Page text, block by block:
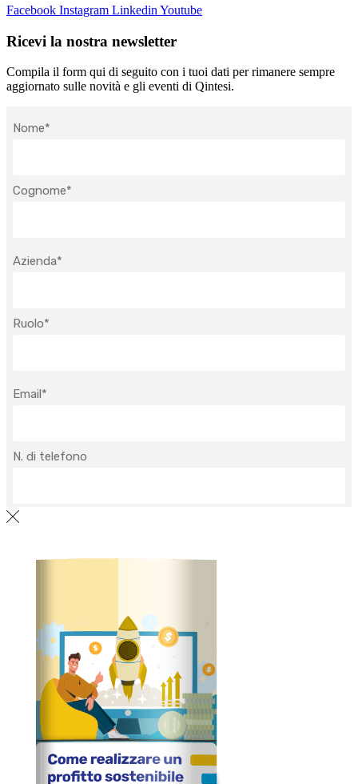
Facebook Instagram Linkedin Youtube
Ricevi la nostra newsletter
Compila il form qui di seguito con i tuoi dati per rimanere sempre
aggiornato sulle novità e gli eventi di Qintesi.